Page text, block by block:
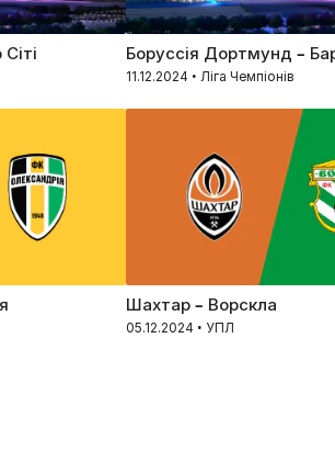
Боруссія Дортмунд –
11.12.2024 • Ліга Чемпіонів
Шахтар – Ворскла
05.12.2024 • УПЛ